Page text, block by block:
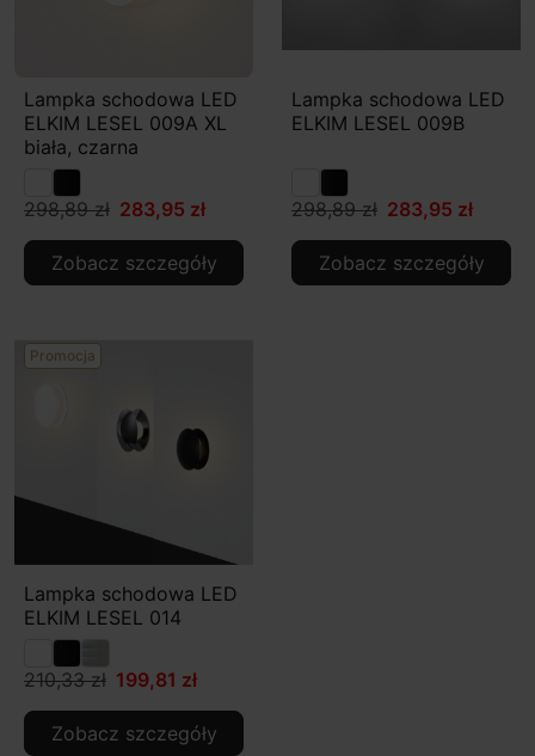
Lampka schodowa LED
ELKIM LESEL 009A XL
biała, czarna
298,89 zł 283,95 zł
Zobacz szczegóły
Lampka schodowa LED
ELKIM LESEL 009B
298,89 zł 283,95 zł
Zobacz szczegóły
Promocja
Lampka schodowa LED
ELKIM LESEL 014
210,33 zł 199,81 zł
Zobacz szczegóły